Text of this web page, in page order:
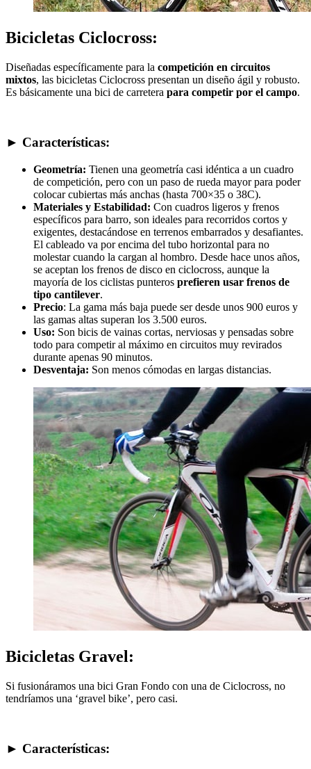
Bicicletas Ciclocross:
Diseñadas específicamente para la competición en circuitos
mixtos, las bicicletas Ciclocross presentan un diseño ágil y robusto.
Es básicamente una bici de carretera para competir por el campo.
► Características:
Geometría: Tienen una geometría casi idéntica a un cuadro
de competición, pero con un paso de rueda mayor para poder
colocar cubiertas más anchas (hasta 700×35 o 38C).
Materiales y Estabilidad: Con cuadros ligeros y frenos
específicos para barro, son ideales para recorridos cortos y
exigentes, destacándose en terrenos embarrados y desafiantes.
El cableado va por encima del tubo horizontal para no
molestar cuando la cargan al hombro. Desde hace unos años,
se aceptan los frenos de disco en ciclocross, aunque la
mayoría de los ciclistas punteros prefieren usar frenos de
tipo cantilever.
Precio: La gama más baja puede ser desde unos 900 euros y
las gamas altas superan los 3.500 euros.
Uso: Son bicis de vainas cortas, nerviosas y pensadas sobre
todo para competir al máximo en circuitos muy revirados
durante apenas 90 minutos.
Desventaja: Son menos cómodas en largas distancias.
Bicicletas Gravel:
Si fusionáramos una bici Gran Fondo con una de Ciclocross, no
tendríamos una ‘gravel bike’, pero casi.
► Características: